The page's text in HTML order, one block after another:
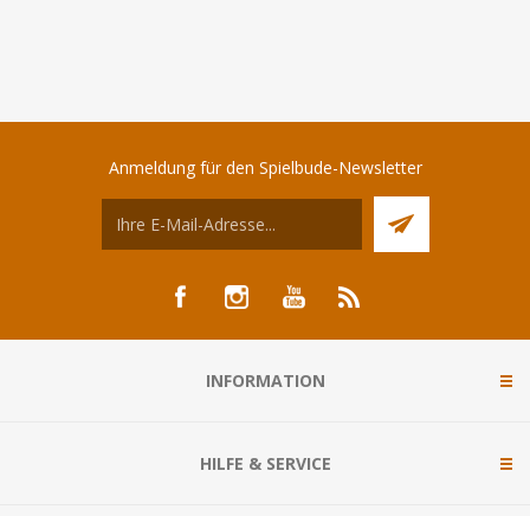
Anmeldung für den Spielbude-Newsletter
INFORMATION
HILFE & SERVICE